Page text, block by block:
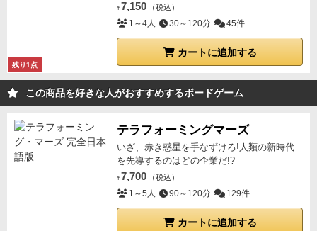
残り1点
¥ 7,150 （税込）
1～4人 30～120分 45件
カートに追加する
この商品を好きな人がおすすめするボードゲーム
テラフォーミングマーズ
いざ、赤き惑星を手なずけろ!人類の新時代
を先導するのはどの企業だ!?
¥ 7,700 （税込）
1～5人 90～120分 129件
カートに追加する